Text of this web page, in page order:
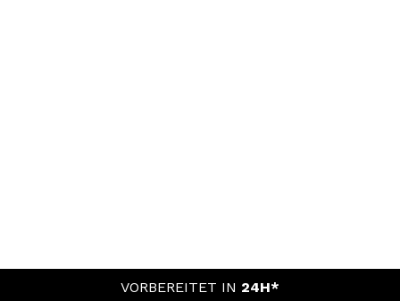
VORBEREITET IN 24H*